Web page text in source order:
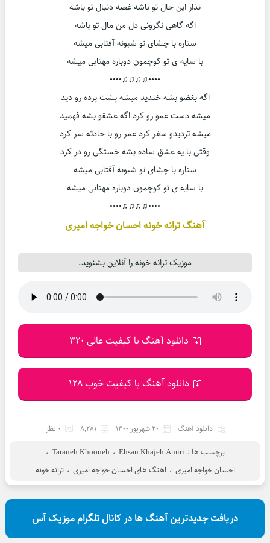
نذار این حال تو باشه غصه دنبال تو باشه
اگه گاهی نگرونی دل من مال تو باشه
ستاره با چشای تو شبونه آفتابی میشه
با سایه ی تو کوچمون دوباره مهتابی میشه
••••♫♫♫♫••••
اگه بغضو بشه خندید میشه پشت پرده رو دید
میشه دست غمو رو کرد اگه عشقو بشه فهمید
میشه تردیدو سفر کرد عمر رو با حادثه سر کرد
وقتی با یه عشق ساده بشه خستگی رو در کرد
ستاره با چشای تو شبونه آفتابی میشه
با سایه ی تو کوچمون دوباره مهتابی میشه
••••♫♫♫♫••••
آهنگ ترانه خونه احسان خواجه امیری
موزیک ترانه خونه را آنلاین بشنوید.
دانلود آهنگ با کیفیت عالی 320
دانلود آهنگ با کیفیت خوب 128
دانلود آهنگ 20 شهریور 1400 8,281 0 نظر
برچسب ها : Ehsan Khajeh Amiri ، Taraneh Khooneh ،
احسان خواجه امیری ، اهنگ های احسان خواجه امیری ، ترانه خونه
دریافت جدیدترین آهنگ ها در کانال تلگرام موزیک آس